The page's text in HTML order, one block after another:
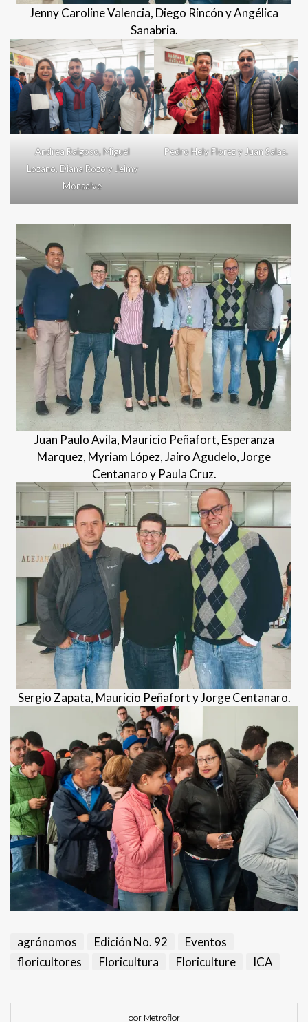
Jenny Caroline Valencia, Diego Rincón y Angélica
Sanabria.
Andrea Raigoso, Miguel
Lozano, Diana Rozo y Jeimy
Monsalve
Pedro Hely Florez y Juan Salas.
Juan Paulo Avila, Mauricio Peñafort, Esperanza
Marquez, Myriam López, Jairo Agudelo, Jorge
Centanaro y Paula Cruz.
Sergio Zapata, Mauricio Peñafort y Jorge Centanaro.
agrónomos Edición No. 92
Eventos
floricultores
Floricultura Floriculture ICA
por Metroflor